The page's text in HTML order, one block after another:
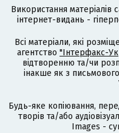
Використання
інтернет-видань -
Всі матеріали, які
агентство "Інтерфакс-
відтворенню та/чи
інакше як з
Будь-яке копіювання,
творів та/або
Images -